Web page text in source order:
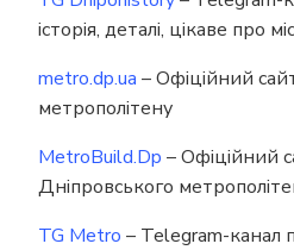
історія, деталі, цікаве про
metro.dp.ua – Офіційний
метрополітену
MetroBuild.Dp – Офіційний
Дніпровського
TG Metro – Telegram-канал